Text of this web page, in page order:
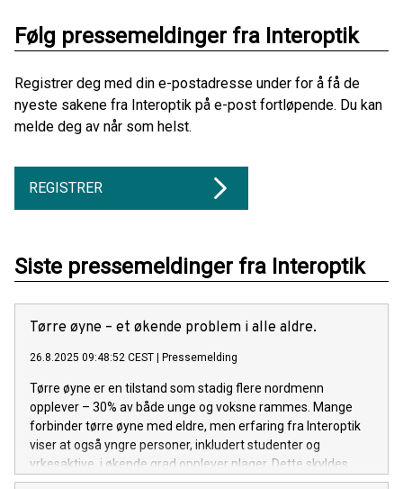
Følg pressemeldinger fra Interoptik
Registrer deg med din e-postadresse under for å få de
nyeste sakene fra Interoptik på e-post fortløpende. Du kan
melde deg av når som helst.
REGISTRER
Siste pressemeldinger fra Interoptik
Tørre øyne – et økende problem i alle aldre.
26.8.2025 09:48:52 CEST | Pressemelding
Tørre øyne er en tilstand som stadig flere nordmenn
opplever – 30% av både unge og voksne rammes. Mange
forbinder tørre øyne med eldre, men erfaring fra Interoptik
viser at også yngre personer, inkludert studenter og
yrkesaktive, i økende grad opplever plager. Dette skyldes
blant annet økt skjermbruk, bruk av kontaktlinser,